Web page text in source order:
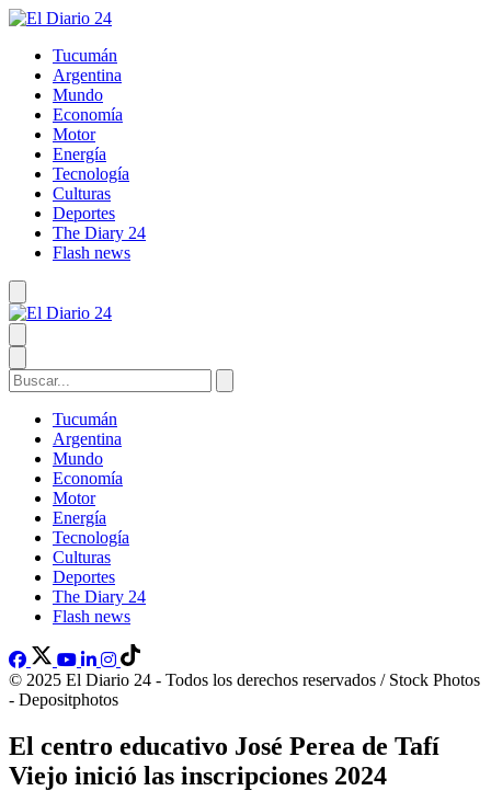
Tucumán
Argentina
Mundo
Economía
Motor
Energía
Tecnología
Culturas
Deportes
The Diary 24
Flash news
Tucumán
Argentina
Mundo
Economía
Motor
Energía
Tecnología
Culturas
Deportes
The Diary 24
Flash news
© 2025 El Diario 24 - Todos los derechos reservados / Stock Photos
- Depositphotos
El centro educativo José Perea de Tafí
Viejo inició las inscripciones 2024